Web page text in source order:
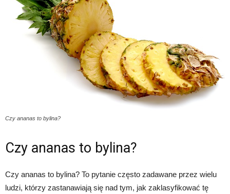
Czy ananas to bylina?
Czy ananas to bylina?
Czy ananas to bylina? To pytanie często zadawane przez wielu
ludzi, którzy zastanawiają się nad tym, jak zaklasyfikować tę